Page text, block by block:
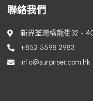
聯絡我們
新界荃灣橫龍街32 -
+852 5598 2983
info@surpriser.com.hk